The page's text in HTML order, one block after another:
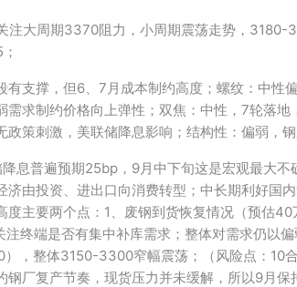
注大周期3370阻力，小周期震荡走势，
支撑，但6、7月成本制约高度；螺纹：中
求制约价格向上弹性；双焦：中性，7轮落
策刺激，美联储降息影响；结构性：偏弱，
息普遍预期25bp，9月中下旬这是宏观最大
由投资、进出口向消费转型；中长期利好国
度主要两个点：1、废钢到货恢复情况（预估
终端是否有集中补库需求；整体对需求仍
，整体3150-3300窄幅震荡；（风险点：10
厂复产节奏，现货压力并未缓解，所以9月